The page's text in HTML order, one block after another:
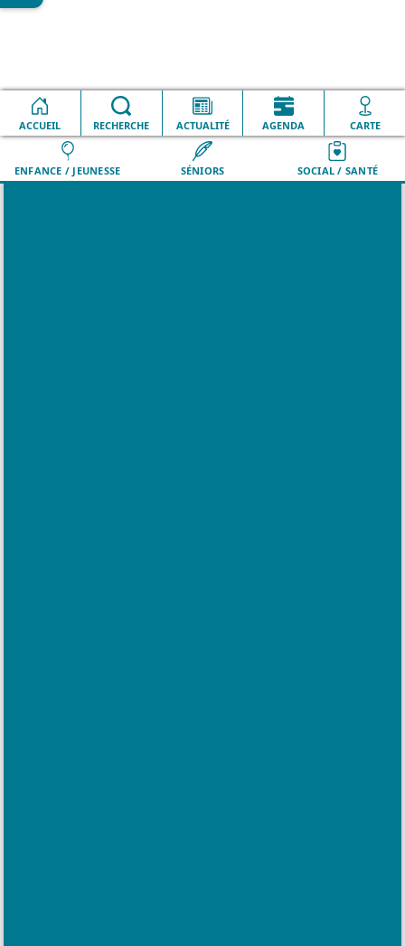
VILLE QUOTIDIEN LOISIRS DÉMARCHES
ENFANCE / JEUNESSE SÉNIORS SOCIAL / SANTÉ
ACCUEIL RECHERCHE ACTUALITÉ AGENDA CARTE